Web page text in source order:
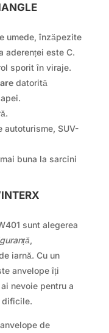
umede, înzăpezite
aderenței este C.
sporit în viraje.
datorită
SUV-
buna la sarcini
sunt alegerea
,
iarnă. Cu un
anvelope îți
nevoie pentru a
dificile.
de